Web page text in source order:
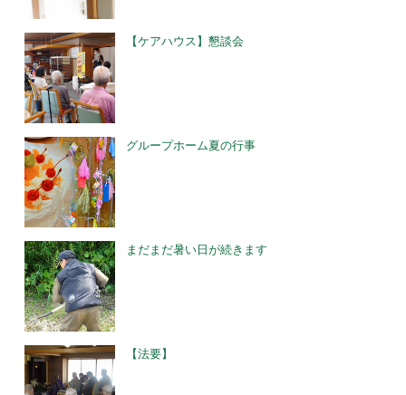
【ケアハウス】懇談会
グループホーム夏の行事
まだまだ暑い日が続きます
【法要】